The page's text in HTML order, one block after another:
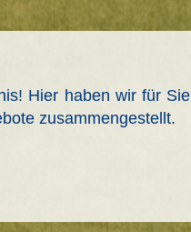
Hier haben wir für Sie
zusammengestellt.